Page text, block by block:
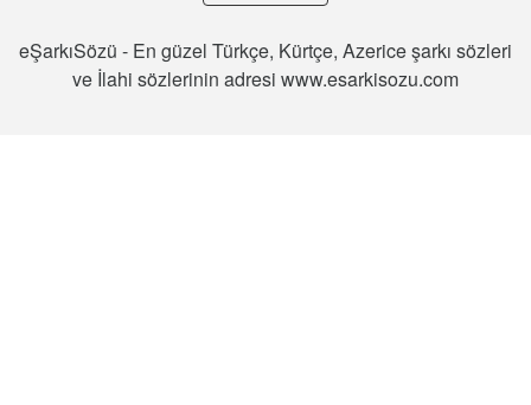
eŞarkıSözü - En güzel Türkçe, Kürtçe, Azerice şarkı sözleri
ve İlahi sözlerinin adresi www.esarkisozu.com